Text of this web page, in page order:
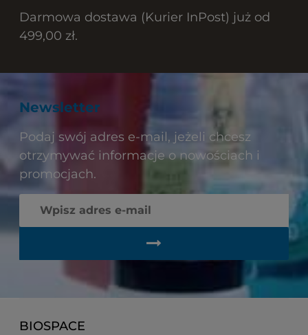
Darmowa dostawa (Kurier InPost) już od
499,00 zł.
Newsletter
Podaj swój adres e-mail, jeżeli chcesz
otrzymywać informacje o nowościach i
promocjach.
BIOSPACE